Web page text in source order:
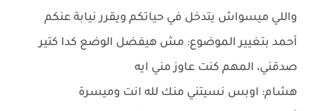
واللي ميسواش يتدخل في حياتكم ويقرر نيابة عنكم
أحمد بتغيير الموضوع: مش هيفضل الوضع كدا كتير
صدقني، المهم كنت عاوز مني ايه
هشام: اوبس نسيتني منك لله انت وميسرة